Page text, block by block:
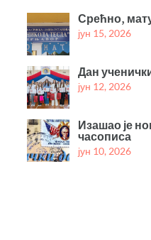
Срећно,
јун 15, 2026
Дан
јун 12, 2026
Изашао је
часописа
јун 10, 2026